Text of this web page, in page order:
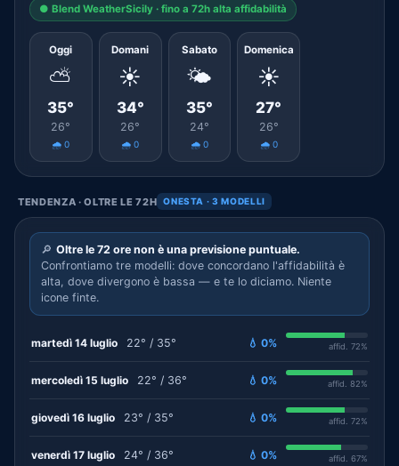
● Blend WeatherSicily · fino a 72h alta affidabilità
Oggi
⛅
35°
26°
🌧️ 0
Domani
☀️
34°
26°
🌧️ 0
Sabato
🌤️
35°
24°
🌧️ 0
Domenica
☀️
27°
26°
🌧️ 0
TENDENZA · OLTRE LE 72H ONESTA · 3 MODELLI
🔎 Oltre le 72 ore non è una previsione puntuale.
Confrontiamo tre modelli: dove concordano l'affidabilità è
alta, dove divergono è bassa — e te lo diciamo. Niente
icone finte.
martedì 14 luglio 22° / 35° 💧 0% affid. 72%
mercoledì 15 luglio 22° / 36° 💧 0% affid. 82%
giovedì 16 luglio 23° / 35° 💧 0% affid. 72%
venerdì 17 luglio 24° / 36° 💧 0% affid. 67%